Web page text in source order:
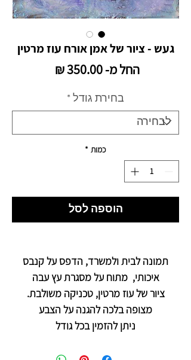
געש - ציור של אמן אורח עוז מרטין
החל מ-350.00 ₪
בחירת גודל*
כמות *
הוספה לסל
תמונה לבית ולמשרד, הדפס על קנבס
איכותי, מתוח על מסגרת עץ עבה
ציור של עוז מרטין, טכניקה משולבת.
מצופה בלכה להגנה על הצבע
ניתן להזמין בכל גודל